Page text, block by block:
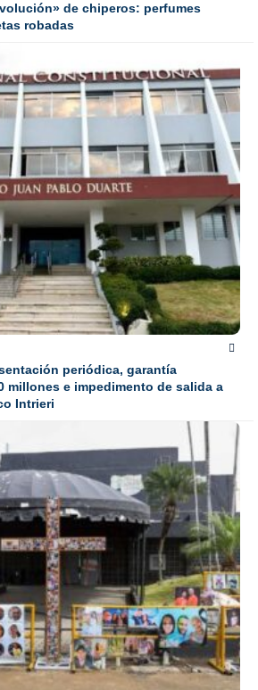
de chiperos: perfumes
robadas
periódica, garantía
millones e impedimento de salida a
Intrieri